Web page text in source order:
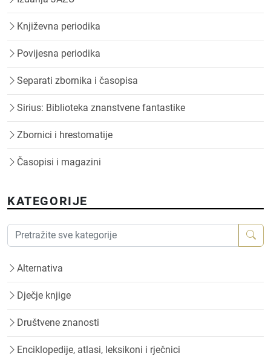
Književna periodika
Povijesna periodika
Separati zbornika i časopisa
Sirius: Biblioteka znanstvene fantastike
Zbornici i hrestomatije
Časopisi i magazini
KATEGORIJE
Alternativa
Dječje knjige
Društvene znanosti
Enciklopedije, atlasi, leksikoni i rječnici